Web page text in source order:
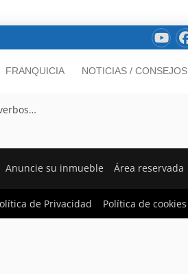
FRANQUICIA NOTICIAS / CONSEJOS
Anuncie su inmueble Área reservada
de Privacidad Política de cookies